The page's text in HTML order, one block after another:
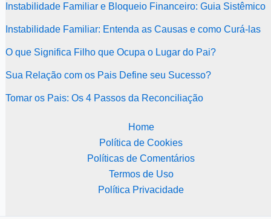
Instabilidade Familiar e Bloqueio Financeiro: Guia Sistêmico
Instabilidade Familiar: Entenda as Causas e como Curá-las
O que Significa Filho que Ocupa o Lugar do Pai?
Sua Relação com os Pais Define seu Sucesso?
Tomar os Pais: Os 4 Passos da Reconciliação
Home
Política de Cookies
Políticas de Comentários
Termos de Uso
Política Privacidade